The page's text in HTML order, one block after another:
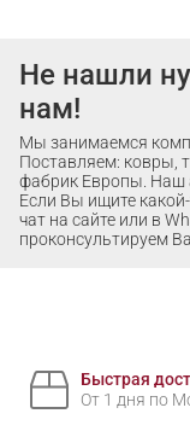
Не нашли
нам!
Мы занимаемся
Поставляем: ковры,
фабрик Европы. Наш
Если Вы ищите
чат на сайте или в
проконсультируем
Быстрая
От 1 дня по